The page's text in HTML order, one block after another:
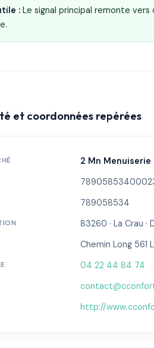
: Le signal principal remonte
et coordonnées repérées
2 Mn Menuiserie
789058534
83260 · La Crau ·
Chemin Long 561
04 22 44 84 74
http://